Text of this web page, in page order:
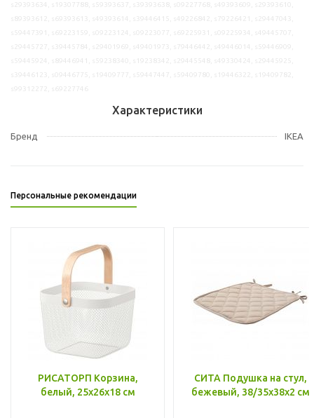
Характеристики
Бренд IKEA
Персональные рекомендации
РИСАТОРП Корзина,
белый, 25x26x18 см
СИТА Подушка на стул,
бежевый, 38/35x38x2 см